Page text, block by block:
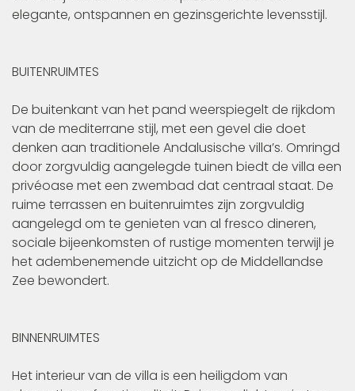
elegante, ontspannen en gezinsgerichte levensstijl.
BUITENRUIMTES
De buitenkant van het pand weerspiegelt de rijkdom
van de mediterrane stijl, met een gevel die doet
denken aan traditionele Andalusische villa’s. Omringd
door zorgvuldig aangelegde tuinen biedt de villa een
privéoase met een zwembad dat centraal staat. De
ruime terrassen en buitenruimtes zijn zorgvuldig
aangelegd om te genieten van al fresco dineren,
sociale bijeenkomsten of rustige momenten terwijl je
het adembenemende uitzicht op de Middellandse
Zee bewondert.
BINNENRUIMTES
Het interieur van de villa is een heiligdom van